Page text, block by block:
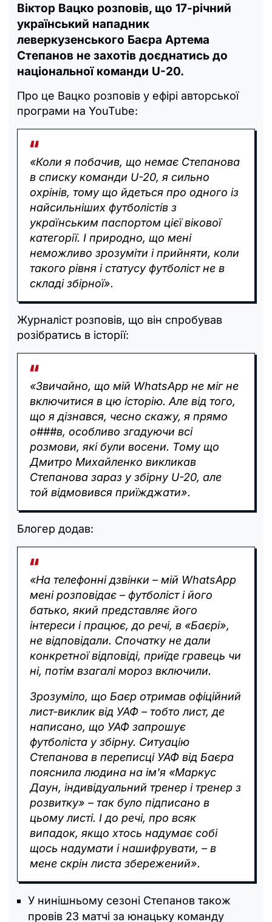
Віктор Вацко розповів, що 17-річний
український нападник
леверкузенського Баєра Артема
Степанов не захотів доєднатись до
національної команди U-20.
Про це Вацко розповів у ефірі авторської
програми на YouTube:
«Коли я побачив, що немає Степанова
в списку команди U-20, я сильно
охрінів, тому що йдеться про одного із
найсильніших футболістів з
українським паспортом цієї вікової
категорії. І природно, що мені
неможливо зрозуміти і прийняти, коли
такого рівня і статусу футболіст не в
складі збірної».
Журналіст розповів, що він спробував
розібратись в історії:
«Звичайно, що мій WhatsApp не міг не
включитися в цю історію. Але від того,
що я дізнався, чесно скажу, я прямо
о###в, особливо згадуючи всі
розмови, які були восени. Тому що
Дмитро Михайленко викликав
Степанова зараз у збірну U-20, але
той відмовився приїжджати».
Блогер додав:
«На телефонні дзвінки – мій WhatsApp
мені розповідає – футболіст і його
батько, який представляє його
інтереси і працює, до речі, в «Баєрі»,
не відповідали. Спочатку не дали
конкретної відповіді, приїде гравець чи
ні, потім взагалі мороз включили.
Зрозуміло, що Баєр отримав офіційний
лист-виклик від УАФ – тобто лист, де
написано, що УАФ запрошує
футболіста у збірну. Ситуацію
Степанова в переписці УАФ від Баєра
пояснила людина на ім'я «Маркус
Даун, індивідуальний тренер і тренер з
розвитку» – так було підписано в
цьому листі. І до речі, про всяк
випадок, якщо хтось надумає собі
щось надумати і нашифрувати, – в
мене скрін листа збережений».
У нинішньому сезоні Степанов також
провів 23 матчі за юнацьку команду